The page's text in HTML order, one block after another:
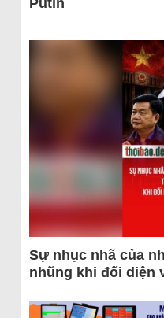
Putin
Sự nhục nhã của
nhũng khi đối diện